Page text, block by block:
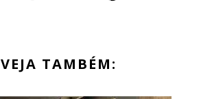
VEJA TAMBÉM: